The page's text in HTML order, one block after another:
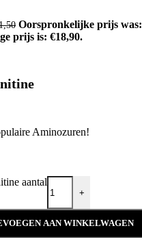
Oorspronkelijke prijs was:
prijs is: €18,90.
Aminozuren!
aantal
+
AAN WINKELWAGEN